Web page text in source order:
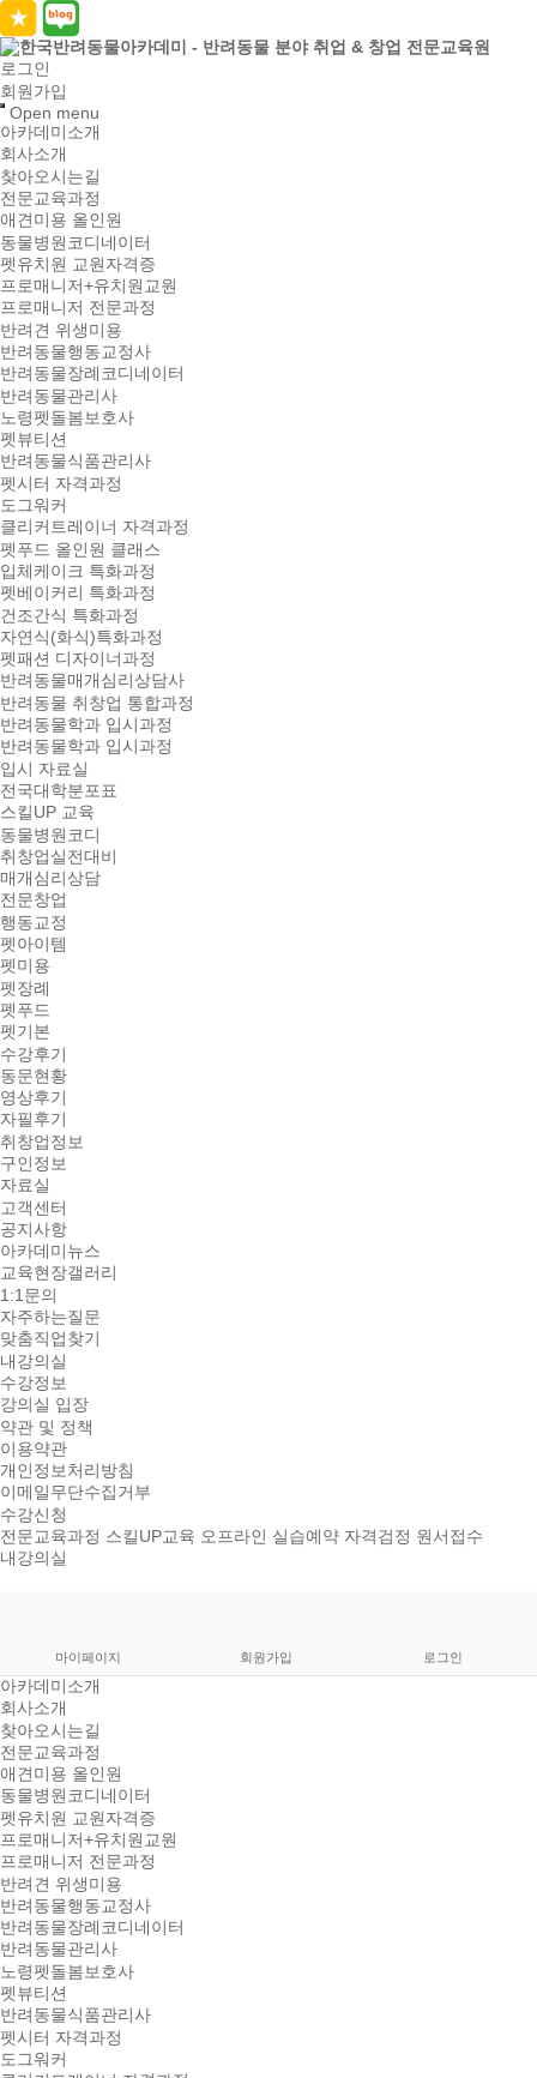
로그인
회원가입
Open menu
아카데미소개
회사소개
찾아오시는길
전문교육과정
애견미용 올인원
동물병원코디네이터
펫유치원 교원자격증
프로매니저+유치원교원
프로매니저 전문과정
반려견 위생미용
반려동물행동교정사
반려동물장례코디네이터
반려동물관리사
노령펫돌봄보호사
펫뷰티션
반려동물식품관리사
펫시터 자격과정
도그워커
클리커트레이너 자격과정
펫푸드 올인원 클래스
입체케이크 특화과정
펫베이커리 특화과정
건조간식 특화과정
자연식(화식)특화과정
펫패션 디자이너과정
반려동물매개심리상담사
반려동물 취창업 통합과정
반려동물학과 입시과정
반려동물학과 입시과정
입시 자료실
전국대학분포표
스킬UP 교육
동물병원코디
취창업실전대비
매개심리상담
전문창업
행동교정
펫아이템
펫미용
펫장례
펫푸드
펫기본
수강후기
동문현황
영상후기
자필후기
취창업정보
구인정보
자료실
고객센터
공지사항
아카데미뉴스
교육현장갤러리
1:1문의
자주하는질문
맞춤직업찾기
내강의실
수강정보
강의실 입장
약관 및 정책
이용약관
개인정보처리방침
이메일무단수집거부
수강신청
전문교육과정 스킬UP교육 오프라인 실습예약 자격검정 원서접수
내강의실
마이페이지 회원가입 로그인
아카데미소개
회사소개
찾아오시는길
전문교육과정
애견미용 올인원
동물병원코디네이터
펫유치원 교원자격증
프로매니저+유치원교원
프로매니저 전문과정
반려견 위생미용
반려동물행동교정사
반려동물장례코디네이터
반려동물관리사
노령펫돌봄보호사
펫뷰티션
반려동물식품관리사
펫시터 자격과정
도그워커